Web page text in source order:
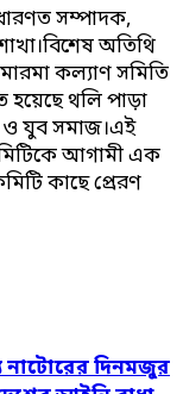
সম্পাদক,
অতিথি
কল্যাণ সমিতি
হয়েছে থলি পাড়া
ও যুব সমাজ।এই
আগামী এক
কাছে প্রেরণ
নাটোরের দিনমজুর